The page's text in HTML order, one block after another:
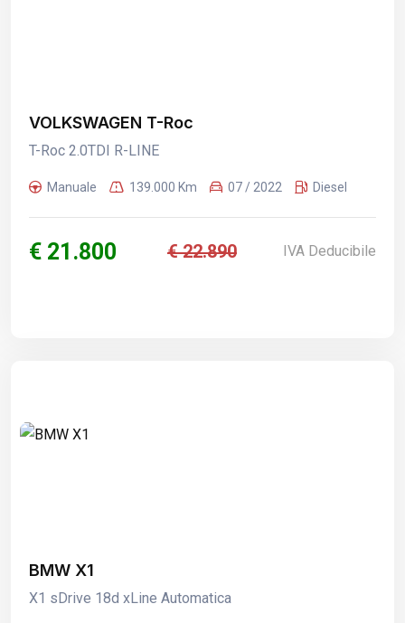
VOLKSWAGEN T-Roc
T-Roc 2.0TDI R-LINE
Manuale 139.000 Km 07 / 2022 Diesel
€ 21.800 € 22.890 IVA Deducibile
BMW X1
X1 sDrive 18d xLine Automatica